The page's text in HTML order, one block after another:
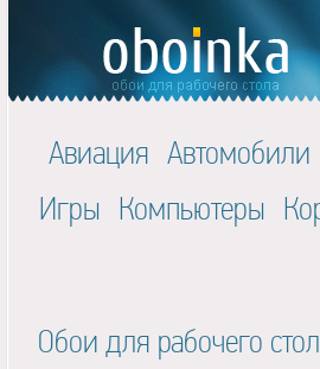
Авиация Автомобили
Игры Компьютеры
Обои для рабочего